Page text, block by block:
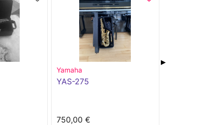
Yamaha
YAS-275
750,00 €
▶